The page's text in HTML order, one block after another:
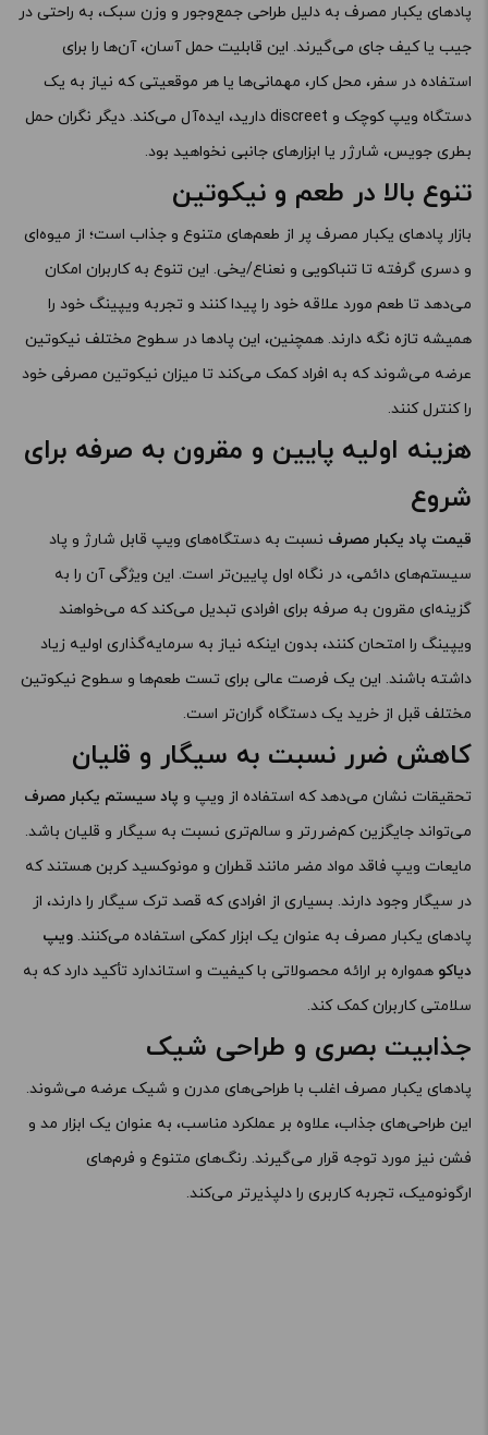
پادهای یکبار مصرف به دلیل طراحی جمع‌وجور و وزن سبک، به راحتی در
جیب یا کیف جای می‌گیرند. این قابلیت حمل آسان، آن‌ها را برای
استفاده در سفر، محل کار، مهمانی‌ها یا هر موقعیتی که نیاز به یک
دستگاه ویپ کوچک و discreet دارید، ایده‌آل می‌کند. دیگر نگران حمل
بطری جویس، شارژر یا ابزارهای جانبی نخواهید بود.
تنوع بالا در طعم و نیکوتین
بازار پادهای یکبار مصرف پر از طعم‌های متنوع و جذاب است؛ از میوه‌ای
و دسری گرفته تا تنباکویی و نعناع/یخی. این تنوع به کاربران امکان
می‌دهد تا طعم مورد علاقه خود را پیدا کنند و تجربه ویپینگ خود را
همیشه تازه نگه دارند. همچنین، این پادها در سطوح مختلف نیکوتین
عرضه می‌شوند که به افراد کمک می‌کند تا میزان نیکوتین مصرفی خود
را کنترل کنند.
هزینه اولیه پایین و مقرون به صرفه برای
شروع
قیمت پاد یکبار مصرف نسبت به دستگاه‌های ویپ قابل شارژ و پاد
سیستم‌های دائمی، در نگاه اول پایین‌تر است. این ویژگی آن را به
گزینه‌ای مقرون به صرفه برای افرادی تبدیل می‌کند که می‌خواهند
ویپینگ را امتحان کنند، بدون اینکه نیاز به سرمایه‌گذاری اولیه زیاد
داشته باشند. این یک فرصت عالی برای تست طعم‌ها و سطوح نیکوتین
مختلف قبل از خرید یک دستگاه گران‌تر است.
کاهش ضرر نسبت به سیگار و قلیان
تحقیقات نشان می‌دهد که استفاده از ویپ و پاد سیستم یکبار مصرف
می‌تواند جایگزین کم‌ضررتر و سالم‌تری نسبت به سیگار و قلیان باشد.
مایعات ویپ فاقد مواد مضر مانند قطران و مونوکسید کربن هستند که
در سیگار وجود دارند. بسیاری از افرادی که قصد ترک سیگار را دارند، از
پادهای یکبار مصرف به عنوان یک ابزار کمکی استفاده می‌کنند. ویپ
دیاکو همواره بر ارائه محصولاتی با کیفیت و استاندارد تأکید دارد که به
سلامتی کاربران کمک کند.
جذابیت بصری و طراحی شیک
پادهای یکبار مصرف اغلب با طراحی‌های مدرن و شیک عرضه می‌شوند.
این طراحی‌های جذاب، علاوه بر عملکرد مناسب، به عنوان یک ابزار مد و
فشن نیز مورد توجه قرار می‌گیرند. رنگ‌های متنوع و فرم‌های
ارگونومیک، تجربه کاربری را دلپذیرتر می‌کند.